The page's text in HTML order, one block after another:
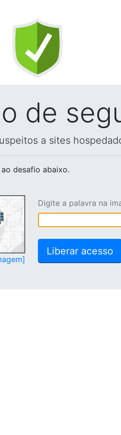
de
a sites
desafio abaixo.
Digite a palavra na